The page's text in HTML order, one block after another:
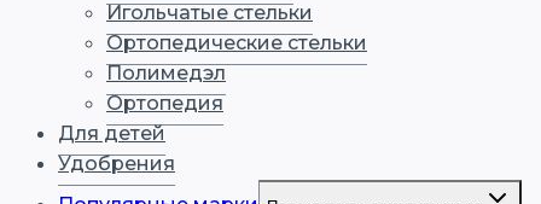
Игольчатые стельки
Ортопедические стельки
Полимедэл
Ортопедия
Для детей
Удобрения